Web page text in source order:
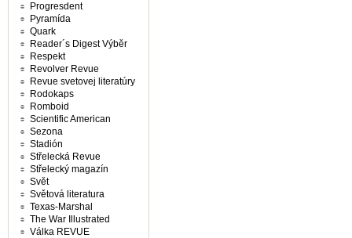
Progresdent
Pyramída
Quark
Reader´s Digest Výběr
Respekt
Revolver Revue
Revue svetovej literatúry
Rodokaps
Romboid
Scientific American
Sezona
Stadión
Střelecká Revue
Střelecký magazín
Svět
Světová literatura
Texas-Marshal
The War Illustrated
Válka REVUE